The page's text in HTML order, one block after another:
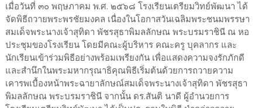
เมื่อวันที่ ๓๐ พฤษภาคม พ.ศ. ๒๕๖๘ โรงเรียนเตรียมวิทย์พัฒนา ได้
จัดพิธีถวายพระพรชัยมงคล เนื่องในโอกาสวันเฉลิมพระชนมพรรษา
สมเด็จพระนางเจ้าสุทิดา พัชรสุธาพิมลลักษณ พระบรมราชินี ณ หอ
ประชุมของโรงเรียน โดยมีคณะผู้บริหาร คณะครู บุคลากร และ
นักเรียนเข้าร่วมพิธีอย่างพร้อมเพรียงกัน เพื่อแสดงความจงรักภักดี
และสำนึกในพระมหากรุณาธิคุณพิธีเริ่มต้นด้วยการถวายความ
เคารพเบื้องหน้าพระฉายาลักษณ์สมเด็จพระนางเจ้าสุทิดา พัชรสุธา
พิมลลักษณ พระบรมราชินี จากนั้น ดร.สันติ นาดี ผู้อำนวยการ